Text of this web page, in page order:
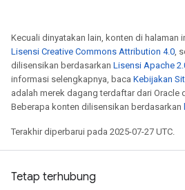
Kecuali dinyatakan lain, konten di halaman
Lisensi Creative Commons Attribution 4.0,
dilisensikan berdasarkan Lisensi Apache
informasi selengkapnya, baca Kebijakan
adalah merek dagang terdaftar dari Oracle
Beberapa konten dilisensikan berdasarkan
Terakhir diperbarui pada 2025-07-27 UTC.
Tetap terhubung